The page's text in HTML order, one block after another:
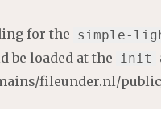
for the simple-
be loaded at the init
fileunder.nl/